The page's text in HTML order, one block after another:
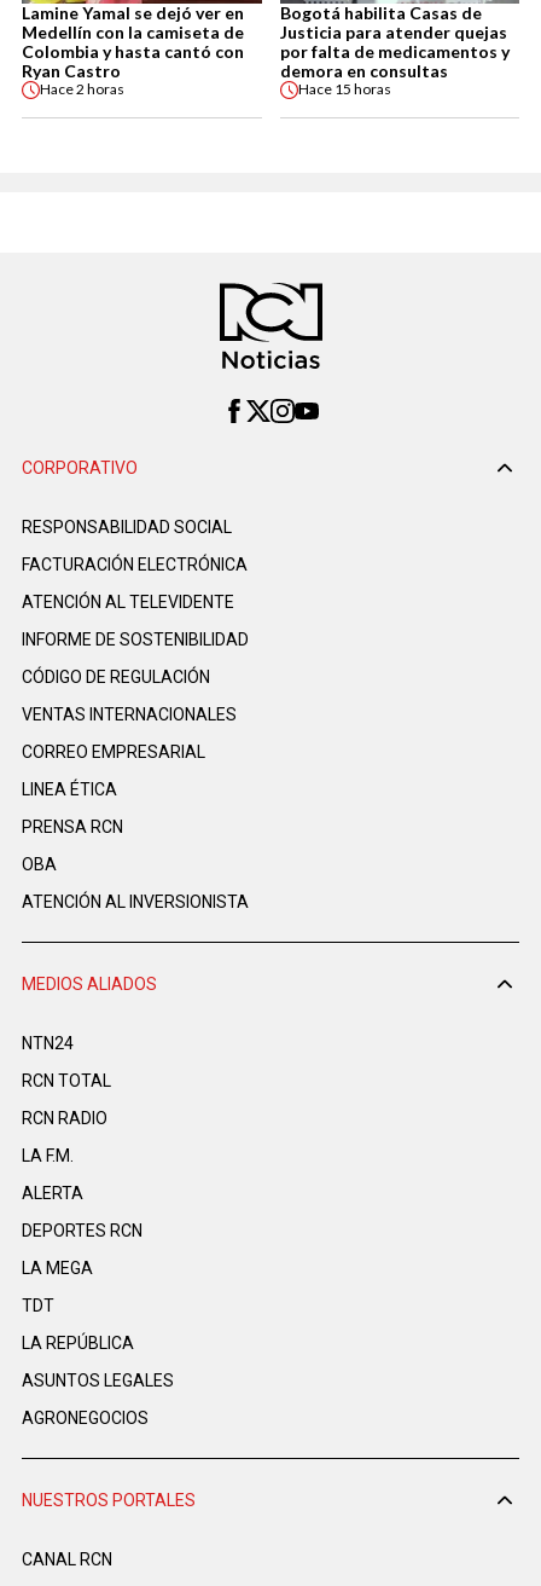
Lamine Yamal se dejó ver en
Medellín con la camiseta de
Colombia y hasta cantó con
Ryan Castro
Hace2 horas
Bogotá habilita Casas de
Justicia para atender quejas
por falta de medicamentos y
demora en consultas
Hace 15 horas
CORPORATIVO
RESPONSABILIDAD SOCIAL
FACTURACIÓN ELECTRÓNICA
ATENCIÓN AL TELEVIDENTE
INFORME DE SOSTENIBILIDAD
CÓDIGO DE REGULACIÓN
VENTAS INTERNACIONALES
CORREO EMPRESARIAL
LINEA ÉTICA
PRENSA RCN
OBA
ATENCIÓN AL INVERSIONISTA
MEDIOS ALIADOS
NTN24
RCN TOTAL
RCN RADIO
LA F.M.
ALERTA
DEPORTES RCN
LA MEGA
TDT
LA REPÚBLICA
ASUNTOS LEGALES
AGRONEGOCIOS
NUESTROS PORTALES
CANAL RCN